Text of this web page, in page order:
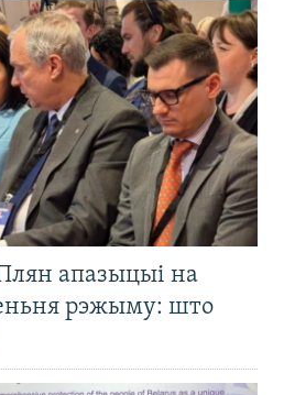
апазыцыі на
рэжыму: што